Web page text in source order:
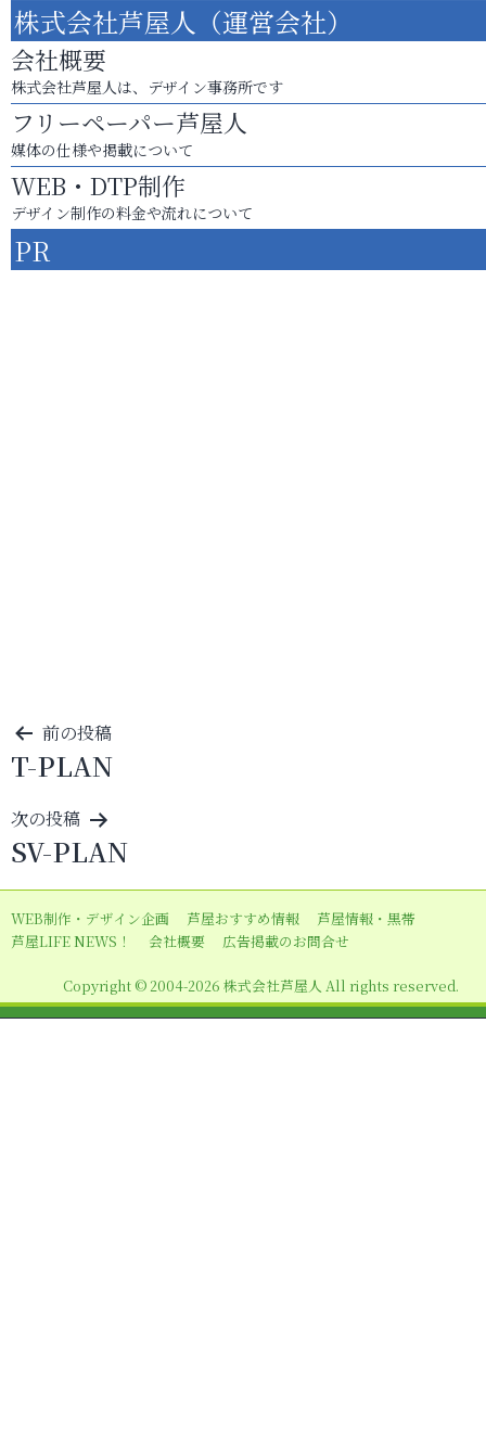
株式会社芦屋人（運営会社）
会社概要
株式会社芦屋人は、デザイン事務所です
フリーペーパー芦屋人
媒体の仕様や掲載について
WEB・DTP制作
デザイン制作の料金や流れについて
PR
投
稿
ナ
ビ
ゲ
ー
シ
ン
前の投稿
T-PLAN
次の投稿
SV-PLAN
WEB制作・デザイン企画 芦屋おすすめ情報
芦屋情報・黒帯
芦屋LIFE NEWS！
会社概要 広告掲載のお問合せ
Copyright © 2004-2026 株式会社芦屋人 All rights reserved.